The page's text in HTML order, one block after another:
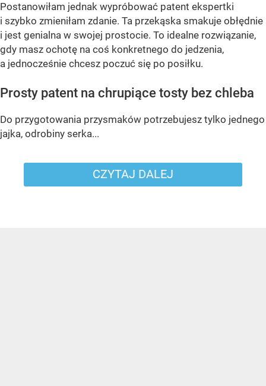
Postanowiłam jednak wypróbować patent ekspertki
i szybko zmieniłam zdanie. Ta przekąska smakuje obłędnie
i jest genialna w swojej prostocie. To idealne rozwiązanie,
gdy masz ochotę na coś konkretnego do jedzenia,
a jednocześnie chcesz poczuć się po posiłku.
Prosty patent na chrupiące tosty bez chleba
Do przygotowania przysmaków potrzebujesz tylko jednego
jajka, odrobiny serka...
CZYTAJ DALEJ